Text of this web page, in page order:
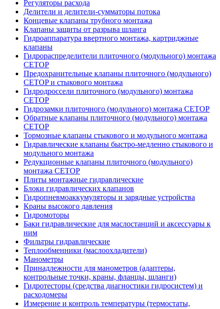
Регуляторы расхода
Делители и делители-сумматоры потока
Концевые клапаны трубного монтажа
Клапаны защиты от разрыва шланга
Гидроаппаратура ввертного монтажа, картриджные
клапаны
Гидрораспределители плиточного (модульного) монтажa
CETOP
Предохранительные клапаны плиточного (модульного)
CETOP и стыкового монтажа
Гидродроссели плиточного (модульного) монтажа
CETOP
Гидрозамки плиточного (модульного) монтажа CETOP
Обратные клапаны плиточного (модульного) монтажа
CETOP
Тормозные клапаны стыкового и модульного монтажа
Гидравлические клапаны быстро-медленно стыкового и
модульного монтажа
Редукционные клапаны плиточного (модульного)
монтажа CETOP
Плиты монтажные гидравлические
Блоки гидравлических клапанов
Гидропневмоаккумуляторы и зарядные устройства
Краны высокого давления
Гидромоторы
Баки гидравлические для маслостанций и аксессуары к
ним
Фильтры гидравлические
Теплообменники (маслоохладители)
Манометры
Принадлежности для манометров (адаптеры,
контрольные точки, краны, фланцы, шланги)
Гидротесторы (средства диагностики гидросистем) и
расходомеры
Измерение и контроль температуры (термостаты,